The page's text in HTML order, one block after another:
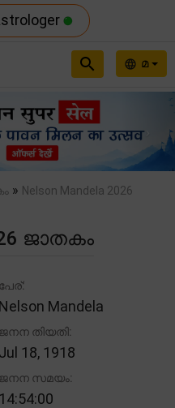
language മ
search
» Nelson Mandela 2026
ജാതകം
പേര്:
Nelson Mandela
ജനന തിയതി:
Jul 18, 1918
ജനന സമയം:
14:54:00